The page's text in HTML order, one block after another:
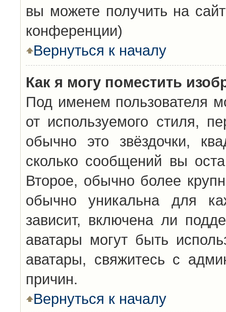
вы можете получить на
конференции)
Вернуться к началу
Как я могу поместить
Под именем пользователя
от используемого стиля,
обычно это звёздочки,
сколько сообщений вы
Второе, обычно более
обычно уникальна для
зависит, включена ли
аватары могут быть
аватары, свяжитесь с
причин.
Вернуться к началу